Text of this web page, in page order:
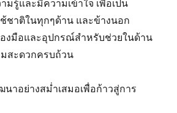
รู้และมีความเข้าใจ เพื่อเป็น
าติในทุกๆด้าน และข้างนอก
งมือและอุปกรณ์สำหรับช่วยในด้าน
สะดวกครบถ้วน
าอย่างสม่ำเสมอเพื่อก้าวสู่การ